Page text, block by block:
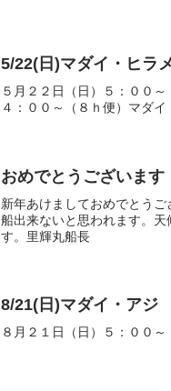
5/22(日)マダイ・ヒラ
５月２２日（日）５：００
４：００～（８ｈ便）マダ
おめでとうございます
新年あけましておめでとう
船出来ないと思われます。
す。里輝丸船長
8/21(日)マダイ・アジ
８月２１日（日）５：００